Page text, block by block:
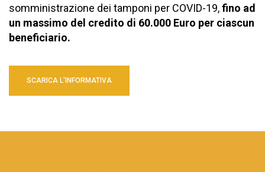
somministrazione dei tamponi per COVID-19,fino ad
un massimo del credito di 60.000 Euro per ciascun
beneficiario.
SCARICA L'INFORMATIVA